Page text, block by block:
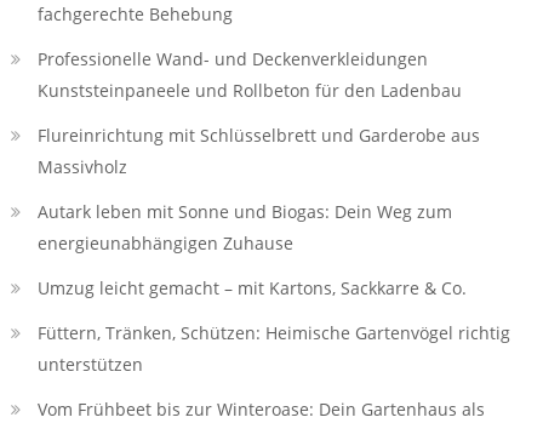
fachgerechte Behebung
Professionelle Wand- und Deckenverkleidungen
Kunststeinpaneele und Rollbeton für den Ladenbau
Flureinrichtung mit Schlüsselbrett und Garderobe aus
Massivholz
Autark leben mit Sonne und Biogas: Dein Weg zum
energieunabhängigen Zuhause
Umzug leicht gemacht – mit Kartons, Sackkarre & Co.
Füttern, Tränken, Schützen: Heimische Gartenvögel richtig
unterstützen
Vom Frühbeet bis zur Winteroase: Dein Gartenhaus als